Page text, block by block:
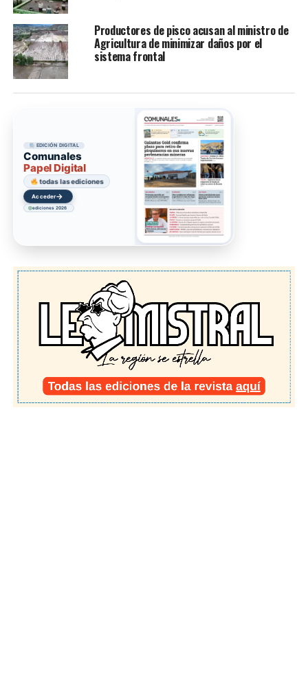
Productores de pisco acusan al ministro de
Agricultura de minimizar daños por el
sistema frontal
EDICIÓN DIGITAL
Comunales
Papel Digital
todas las ediciones
Acceder→
ediciones 2026